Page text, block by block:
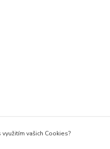
vašich Cookies?